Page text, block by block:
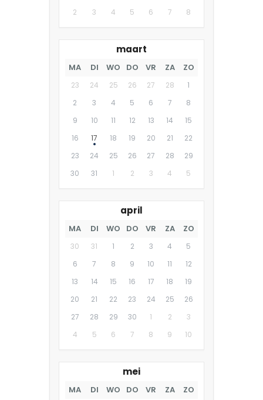
2
3 4 5 6 7 8
maart
MA DI WO DO VR ZA ZO
23 24 25 26 27 28
1
2
3 4 5 6 7
8
9
10 11 12 13 14
15
16
17 18 19 20 21
22
23
24 25 26 27 28
29
30
31 1 2 3 4 5
april
MA DI WO DO VR ZA ZO
30 31 1 2 3 4
5
6
7 8 9 10 11
12
13
14 15 16 17 18
19
20
21 22 23 24 25
26
27
28 29 30 1 2
3
4
5 6 7 8 9 10
mei
MA DI WO DO VR ZA ZO